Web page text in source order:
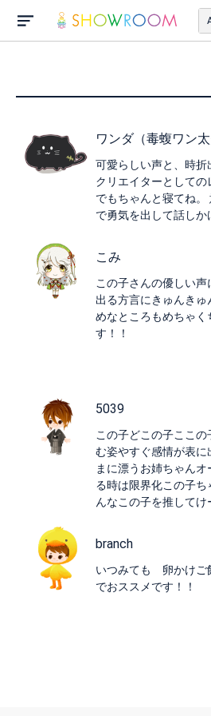
ワンダ（毒蝮ワン太
可愛らしい声と、時折
クリエイターとしての
でもちゃんと寝てね
で勇気を出して話しか
こみ
この子さんの優しい
出る方言にきゅんき
めなところもめちゃ
す！！
5039
この子どこの子ここ
む姿やすぐ感情が表
まに漂うお姉ちゃん
る時は限界化この子
んなこの子を推して
branch
いつみても 卵かけご
でおススメです！！